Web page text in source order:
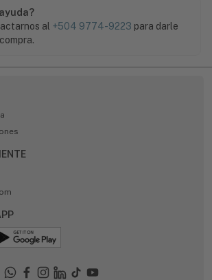
al +504 9774-9223 para darle